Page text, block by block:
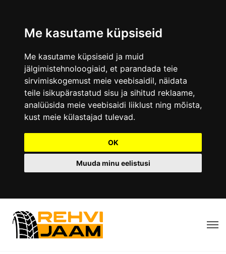
Me kasutame küpsiseid
Me kasutame küpsiseid ja muid
jälgimistehnoloogiaid, et parandada teie
sirvimiskogemust meie veebisaidil, näidata
teile isikupärastatud sisu ja sihitud reklaame,
analüüsida meie veebisaidi liiklust ning mõista,
kust meie külastajad tulevad.
OK
Muuda minu eelistusi